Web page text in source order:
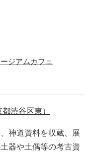
ジアムカフェ
都渋谷区東）
神道資料を収蔵、展
器や土偶等の考古資